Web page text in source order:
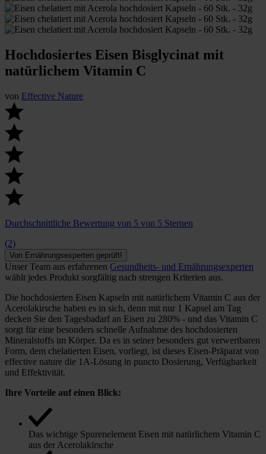
Hochdosiertes Eisen Bisglycinat mit
natürlichem Vitamin C
von Effective Nature
Durchschnittliche Bewertung von 5 von 5 Sternen
(2)
Von Ernährungsexperten geprüft!
Unser Team aus erfahrenen Gesundheits- und Ernährungsexperten
wählt jedes Produkt sorgfältig nach strengen Kriterien aus.
Die hochdosierten Eisen Kapseln mit natürlichem Vitamin C aus der
Acerolakirsche haben es in sich, denn mit nur 1 Kapsel am Tag
decken Sie den Tagesbadarf an Eisen zu 280% - und das Vitamin C
sorgt für eine besonders schnelle Aufnahme des hochdosierten
Mineralstoffs im Körper. Da es in seiner besonders gut verwertbaren
Form, dem chelatierten Eisen, vorliegt, ist dieses Eisen-Präparat von
effective nature die 1A-Lösung in puncto Dosierung, Verfügbarkeit
und Effektivität.
Ihre Vorteile auf einen Blick:
Das wichtige Spurenelement Eisen mit natürlichem Vitamin C
aus der Acerolakirsche